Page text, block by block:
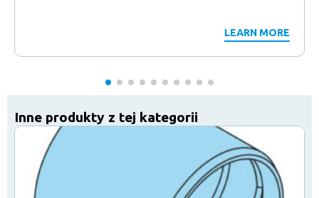
LEARN MORE
Inne produkty z tej kategorii